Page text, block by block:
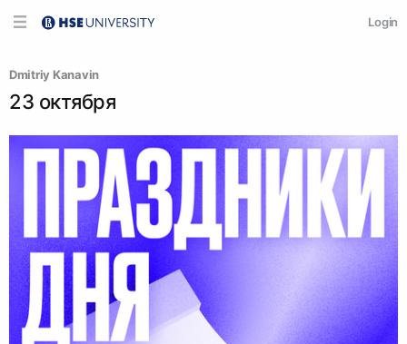
Login
Dmitriy Kanavin
23 октября